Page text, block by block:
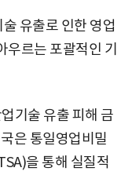
유출로 인한 영업
르는 포괄적인 기
기술 유출 피해 금
은 통일영업비밀
을 통해 실질적